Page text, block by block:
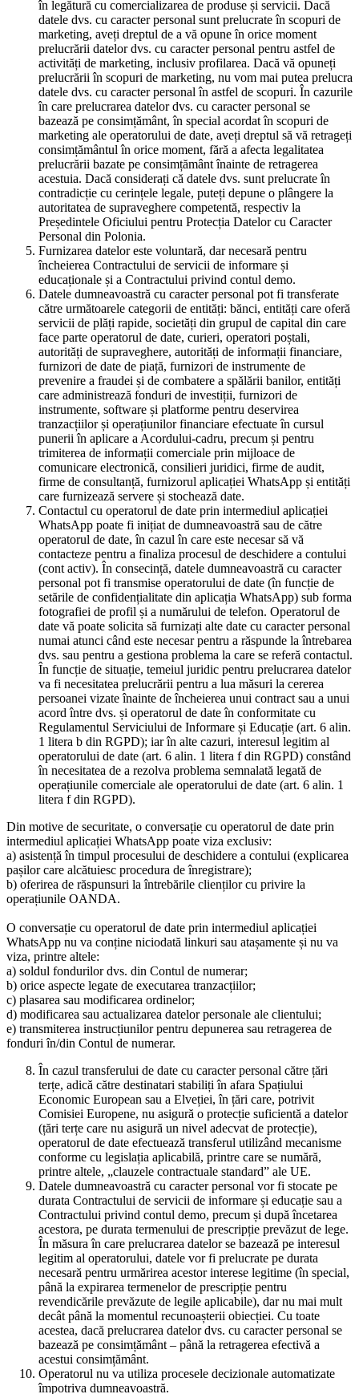
în legătură cu comercializarea de produse și servicii. Dacă
datele dvs. cu caracter personal sunt prelucrate în scopuri de
marketing, aveți dreptul de a vă opune în orice moment
prelucrării datelor dvs. cu caracter personal pentru astfel de
activități de marketing, inclusiv profilarea. Dacă vă opuneți
prelucrării în scopuri de marketing, nu vom mai putea prelucra
datele dvs. cu caracter personal în astfel de scopuri. În cazurile
în care prelucrarea datelor dvs. cu caracter personal se
bazează pe consimțământ, în special acordat în scopuri de
marketing ale operatorului de date, aveți dreptul să vă retrageți
consimțământul în orice moment, fără a afecta legalitatea
prelucrării bazate pe consimțământ înainte de retragerea
acestuia. Dacă considerați că datele dvs. sunt prelucrate în
contradicție cu cerințele legale, puteți depune o plângere la
autoritatea de supraveghere competentă, respectiv la
Președintele Oficiului pentru Protecția Datelor cu Caracter
Personal din Polonia.
Furnizarea datelor este voluntară, dar necesară pentru
încheierea Contractului de servicii de informare și
educaționale și a Contractului privind contul demo.
Datele dumneavoastră cu caracter personal pot fi transferate
către următoarele categorii de entități: bănci, entități care oferă
servicii de plăți rapide, societăți din grupul de capital din care
face parte operatorul de date, curieri, operatori poștali,
autorități de supraveghere, autorități de informații financiare,
furnizori de date de piață, furnizori de instrumente de
prevenire a fraudei și de combatere a spălării banilor, entități
care administrează fonduri de investiții, furnizori de
instrumente, software și platforme pentru deservirea
tranzacțiilor și operațiunilor financiare efectuate în cursul
punerii în aplicare a Acordului-cadru, precum și pentru
trimiterea de informații comerciale prin mijloace de
comunicare electronică, consilieri juridici, firme de audit,
firme de consultanță, furnizorul aplicației WhatsApp și entități
care furnizează servere și stochează date.
Contactul cu operatorul de date prin intermediul aplicației
WhatsApp poate fi inițiat de dumneavoastră sau de către
operatorul de date, în cazul în care este necesar să vă
contacteze pentru a finaliza procesul de deschidere a contului
(cont activ). În consecință, datele dumneavoastră cu caracter
personal pot fi transmise operatorului de date (în funcție de
setările de confidențialitate din aplicația WhatsApp) sub forma
fotografiei de profil și a numărului de telefon. Operatorul de
date vă poate solicita să furnizați alte date cu caracter personal
numai atunci când este necesar pentru a răspunde la întrebarea
dvs. sau pentru a gestiona problema la care se referă contactul.
În funcție de situație, temeiul juridic pentru prelucrarea datelor
va fi necesitatea prelucrării pentru a lua măsuri la cererea
persoanei vizate înainte de încheierea unui contract sau a unui
acord între dvs. și operatorul de date în conformitate cu
Regulamentul Serviciului de Informare și Educație (art. 6 alin.
1 litera b din RGPD); iar în alte cazuri, interesul legitim al
operatorului de date (art. 6 alin. 1 litera f din RGPD) constând
în necesitatea de a rezolva problema semnalată legată de
operațiunile comerciale ale operatorului de date (art. 6 alin. 1
litera f din RGPD).
Din motive de securitate, o conversație cu operatorul de date prin
intermediul aplicației WhatsApp poate viza exclusiv:
a) asistență în timpul procesului de deschidere a contului (explicarea
pașilor care alcătuiesc procedura de înregistrare);
b) oferirea de răspunsuri la întrebările clienților cu privire la
operațiunile OANDA.
O conversație cu operatorul de date prin intermediul aplicației
WhatsApp nu va conține niciodată linkuri sau atașamente și nu va
viza, printre altele:
a) soldul fondurilor dvs. din Contul de numerar;
b) orice aspecte legate de executarea tranzacțiilor;
c) plasarea sau modificarea ordinelor;
d) modificarea sau actualizarea datelor personale ale clientului;
e) transmiterea instrucțiunilor pentru depunerea sau retragerea de
fonduri în/din Contul de numerar.
În cazul transferului de date cu caracter personal către țări
terțe, adică către destinatari stabiliți în afara Spațiului
Economic European sau a Elveției, în țări care, potrivit
Comisiei Europene, nu asigură o protecție suficientă a datelor
(țări terțe care nu asigură un nivel adecvat de protecție),
operatorul de date efectuează transferul utilizând mecanisme
conforme cu legislația aplicabilă, printre care se numără,
printre altele, „clauzele contractuale standard” ale UE.
Datele dumneavoastră cu caracter personal vor fi stocate pe
durata Contractului de servicii de informare și educație sau a
Contractului privind contul demo, precum și după încetarea
acestora, pe durata termenului de prescripție prevăzut de lege.
În măsura în care prelucrarea datelor se bazează pe interesul
legitim al operatorului, datele vor fi prelucrate pe durata
necesară pentru urmărirea acestor interese legitime (în special,
până la expirarea termenelor de prescripție pentru
revendicările prevăzute de legile aplicabile), dar nu mai mult
decât până la momentul recunoașterii obiecției. Cu toate
acestea, dacă prelucrarea datelor dvs. cu caracter personal se
bazează pe consimțământ – până la retragerea efectivă a
acestui consimțământ.
Operatorul nu va utiliza procesele decizionale automatizate
împotriva dumneavoastră.